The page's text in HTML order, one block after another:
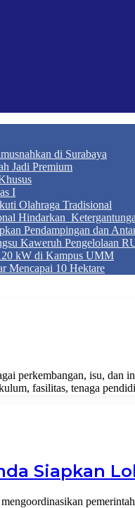
di Surabaya
Jadi Premium
I
Olahraga Tradisional
Hindarkan
Pendampingan dan
Kaweruh Pengelolaan
kW di Kampus UMM
Mencapai 10 Hektare
perkembangan, isu,
fasilitas, tenaga
Siapkan